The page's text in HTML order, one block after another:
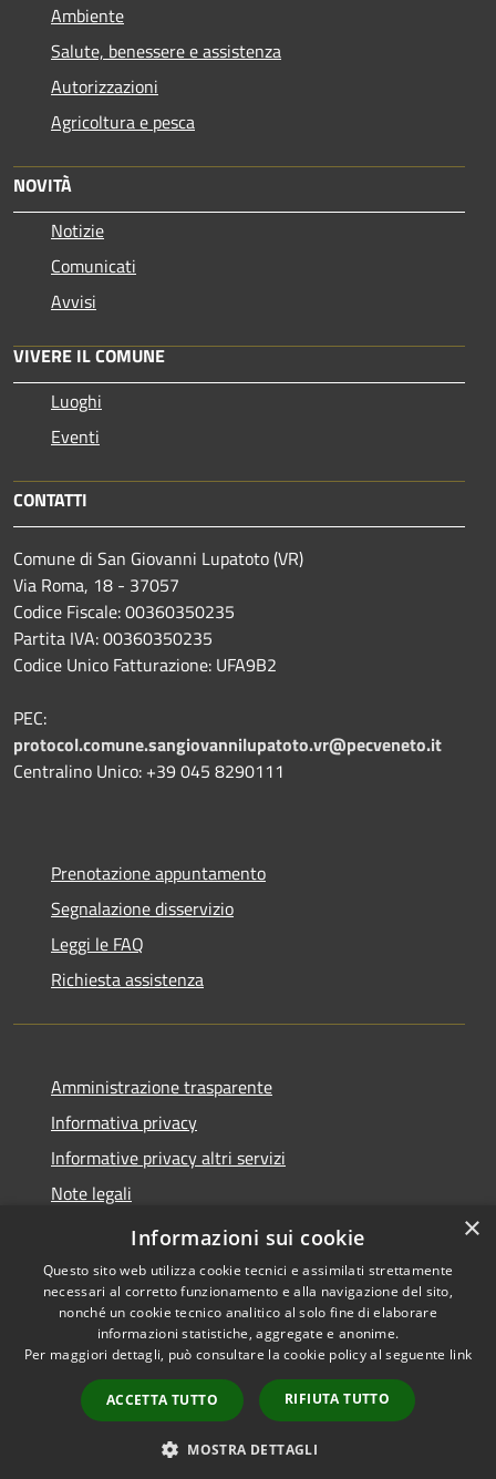
Ambiente
Salute, benessere e assistenza
Autorizzazioni
Agricoltura e pesca
NOVITÀ
Notizie
Comunicati
Avvisi
VIVERE IL COMUNE
Luoghi
Eventi
CONTATTI
Comune di San Giovanni Lupatoto (VR)
Via Roma, 18 - 37057
Codice Fiscale: 00360350235
Partita IVA: 00360350235
Codice Unico Fatturazione: UFA9B2
PEC:
protocol.comune.sangiovannilupatoto.vr@pecveneto.it
Centralino Unico: +39 045 8290111
Prenotazione appuntamento
Segnalazione disservizio
Leggi le FAQ
Richiesta assistenza
Amministrazione trasparente
Informativa privacy
Informative privacy altri servizi
Note legali
Dichiarazione di accessibilità
Accessibilità
Copyright © 2026 • Comune di
San Giovanni Lupatoto •
Powered byMunicipium
Accesso redazione
×
Informazioni sui cookie
Questo sito web utilizza cookie tecnici e assimilati strettamente
necessari al corretto funzionamento e alla navigazione del sito,
nonché un cookie tecnico analitico al solo fine di elaborare
informazioni statistiche, aggregate e anonime.
Per maggiori dettagli, può consultare la cookie policy al seguente link
ACCETTA TUTTO RIFIUTA TUTTO
MOSTRA DETTAGLI